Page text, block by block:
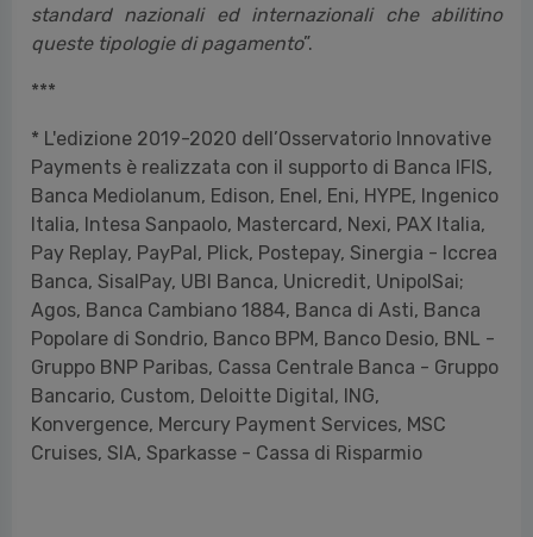
standard nazionali ed internazionali che abilitino
queste tipologie di pagamento”.
***
* L'edizione 2019-2020 dell’Osservatorio Innovative
Payments è realizzata con il supporto di Banca IFIS,
Banca Mediolanum, Edison, Enel, Eni, HYPE, Ingenico
Italia, Intesa Sanpaolo, Mastercard, Nexi, PAX Italia,
Pay Replay, PayPal, Plick, Postepay, Sinergia - Iccrea
Banca, SisalPay, UBI Banca, Unicredit, UnipolSai;
Agos, Banca Cambiano 1884, Banca di Asti, Banca
Popolare di Sondrio, Banco BPM, Banco Desio, BNL -
Gruppo BNP Paribas, Cassa Centrale Banca - Gruppo
Bancario, Custom, Deloitte Digital, ING,
Konvergence, Mercury Payment Services, MSC
Cruises, SIA, Sparkasse - Cassa di Risparmio